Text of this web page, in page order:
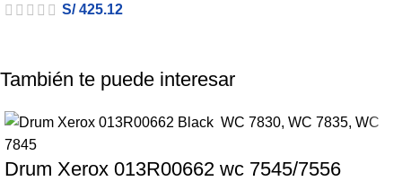
S/425.12
También te puede interesar
Drum Xerox 013R00662 wc 7545/7556